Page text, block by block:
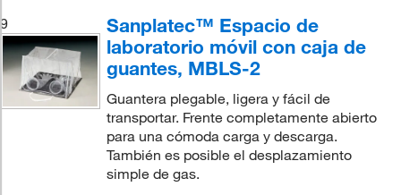
9
Sanplatec™ Espacio de
laboratorio móvil con caja de
guantes, MBLS-2
Guantera plegable, ligera y fácil de
transportar. Frente completamente abierto
para una cómoda carga y descarga.
También es posible el desplazamiento
simple de gas.